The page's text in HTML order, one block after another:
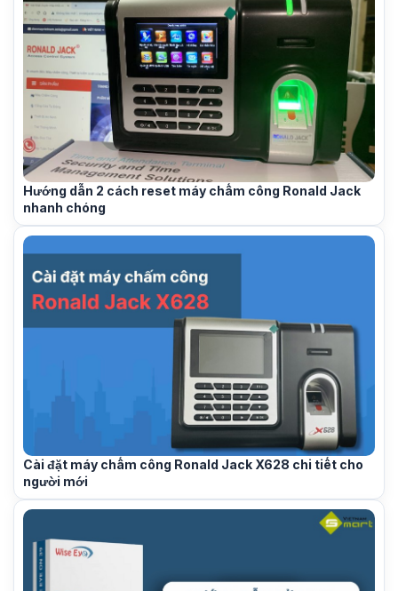
Hướng dẫn 2 cách reset máy chấm công Ronald Jack
nhanh chóng
Cài đặt máy chấm công Ronald Jack X628 chi tiết cho
người mới